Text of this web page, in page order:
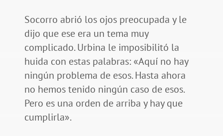
Socorro abrió los ojos preocupada y le
dijo que ese era un tema muy
complicado. Urbina le imposibilitó la
huida con estas palabras: «Aquí no hay
ningún problema de esos. Hasta ahora
no hemos tenido ningún caso de esos.
Pero es una orden de arriba y hay que
cumplirla».